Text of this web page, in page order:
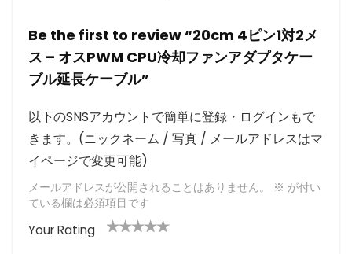
Be the first to review “20cm 4ピン1対2メ
ス – オスPWM CPU冷却ファンアダプタケー
ブル延長ケーブル”
以下のSNSアカウントで簡単に登録・ログインもで
きます。(ニックネーム / 写真 / メールアドレスはマ
イページで変更可能)
メールアドレスが公開されることはありません。 ※ が付い
ている欄は必須項目です
Your Rating